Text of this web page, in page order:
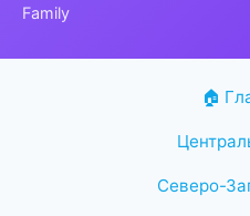
Family
🏠
Северо-